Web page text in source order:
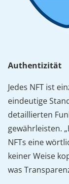
Authentizität
Jedes NFT ist
eindeutige
detaillierten
gewährleisten.
NFTs eine
keiner Weise
was